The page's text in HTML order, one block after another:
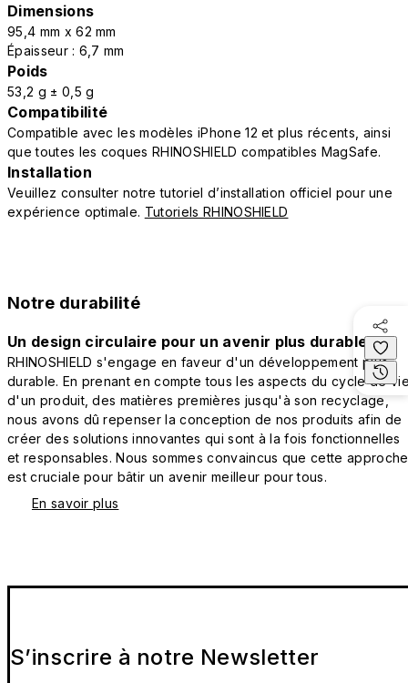
Dimensions
95,4 mm x 62 mm
Épaisseur : 6,7 mm
Poids
53,2 g ± 0,5 g
Compatibilité
Compatible avec les modèles iPhone 12 et plus récents, ainsi
que toutes les coques RHINOSHIELD compatibles MagSafe.
Installation
Veuillez consulter notre tutoriel d’installation officiel pour une
expérience optimale. Tutoriels RHINOSHIELD
Notre durabilité
Un design circulaire pour un avenir plus durable
RHINOSHIELD s'engage en faveur d'un développement plus
durable. En prenant en compte tous les aspects du cycle de
d'un produit, des matières premières jusqu'à son recyclage,
nous avons dû repenser la conception de nos produits afin de
créer des solutions innovantes qui sont à la fois fonctionnelles
et responsables. Nous sommes convaincus que cette approche
est cruciale pour bâtir un avenir meilleur pour tous.
En savoir plus
S’inscrire à notre Newsletter